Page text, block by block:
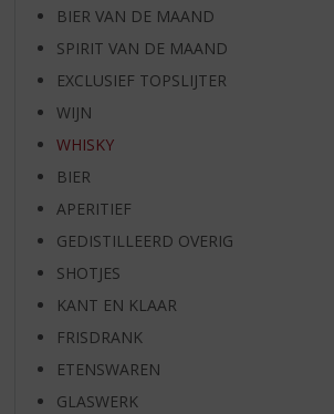
BIER VAN DE MAAND
SPIRIT VAN DE MAAND
EXCLUSIEF TOPSLIJTER
WIJN
WHISKY
BIER
APERITIEF
GEDISTILLEERD OVERIG
SHOTJES
KANT EN KLAAR
FRISDRANK
ETENSWAREN
GLASWERK